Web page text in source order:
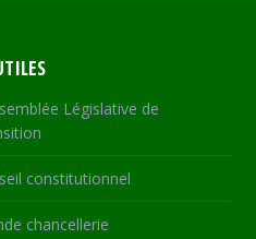
Législative de
constitutionnel
chancellerie